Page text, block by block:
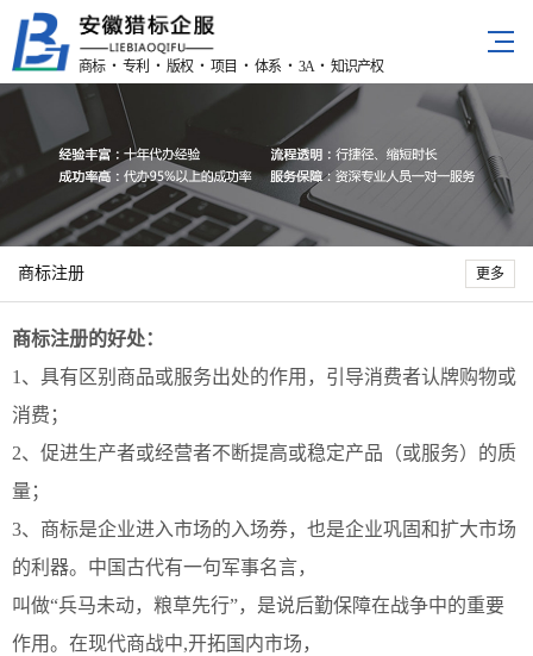
商标 ・ 专利 ・ 版权 ・ 项目 ・ 体系 ・ 3A ・ 知识产权
更多
商标注册
商标注册的好处：
1、具有区别商品或服务出处的作用 ， 引导消费者认牌购物或
消费；
2、促进生产者或经营者不断提高或稳定产品（或服务）的质
量 ；
3、商标是企业进入市场的入场券，也是企业巩固和扩大市场
的利器。中国古代有一句军事名言，
叫做“兵马未动，粮草先行”，是说后勤保障在战争中的重要
作用。在现代商战中,开拓国内市场，